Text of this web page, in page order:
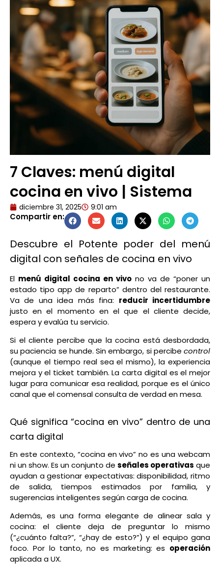
7 Claves: menú digital
cocina en vivo | Sistema
diciembre 31, 2025 9:01 am
Compartir en:
Descubre el Potente poder del menú
digital con señales de cocina en vivo
El menú digital cocina en vivo no va de “poner un
estado tipo app de reparto” dentro del restaurante.
Va de una idea más fina: reducir incertidumbre
justo en el momento en el que el cliente decide,
espera y evalúa tu servicio.
Si el cliente percibe que la cocina está desbordada,
su paciencia se hunde. Sin embargo, si percibe control
(aunque el tiempo real sea el mismo), la experiencia
mejora y el ticket también. La carta digital es el mejor
lugar para comunicar esa realidad, porque es el único
canal que el comensal consulta de verdad en mesa.
Qué significa “cocina en vivo” dentro de una
carta digital
En este contexto, “cocina en vivo” no es una webcam
ni un show. Es un conjunto de señales operativas que
ayudan a gestionar expectativas: disponibilidad, ritmo
de salida, tiempos estimados por familia, y
sugerencias inteligentes según carga de cocina.
Además, es una forma elegante de alinear sala y
cocina: el cliente deja de preguntar lo mismo
(“¿cuánto falta?”, “¿hay de esto?”) y el equipo gana
foco. Por lo tanto, no es marketing: es operación
aplicada a UX.